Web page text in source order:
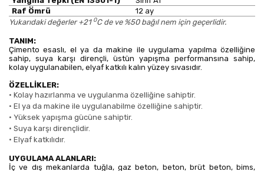
Raf Ömrü
12 ay
Yukarıdaki değerler +21 0C de ve %50 bağıl nem için geçerlidir.
TANIM:
Çimento esaslı, el ya da makine ile uygulama yapılma özelliğine
sahip, suya karşı dirençli, üstün yapışma performansına sahip,
kolay uygulanabilen, elyaf katkılı kalın yüzey sıvasıdır.
ÖZELLİKLER:
• Kolay hazırlanma ve uygulanma özelliğine sahiptir.
• El ya da makine ile uygulanabilme özelliğine sahiptir.
• Yüksek yapışma gücüne sahiptir.
• Suya karşı dirençlidir.
• Elyaf katkılıdır.
UYGULAMA ALANLARI:
İç ve dış mekanlarda tuğla, gaz beton, beton, brüt beton, bims,